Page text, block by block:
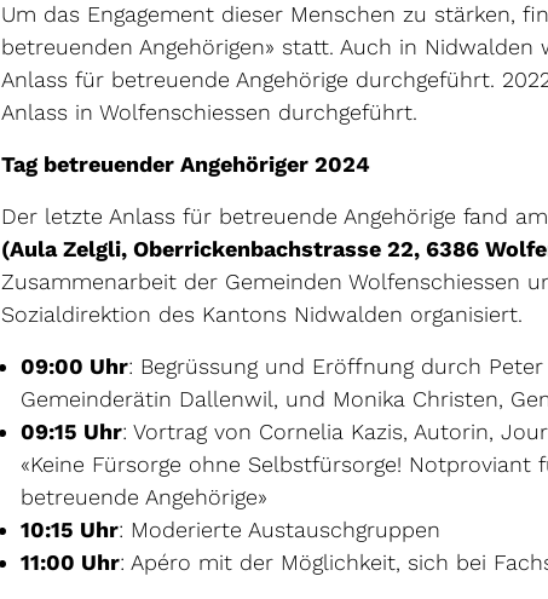
Um das Engagement dieser Menschen zu stärken,
betreuenden Angehörigen» statt. Auch in
Anlass für betreuende Angehörige durchgeführt.
Anlass in Wolfenschiessen durchgeführt.
Tag betreuender Angehöriger 2024
Der letzte Anlass für betreuende Angehörige fand am
(Aula Zelgli, Oberrickenbachstrasse 22, 6386
Zusammenarbeit der Gemeinden Wolfenschiessen
Sozialdirektion des Kantons Nidwalden organisiert.
09:00 Uhr: Begrüssung und Eröffnung durch
Gemeinderätin Dallenwil, und Monika Christen,
09:15 Uhr: Vortrag von Cornelia Kazis, Autorin,
«Keine Fürsorge ohne Selbstfürsorge! Notproviant
betreuende Angehörige»
10:15 Uhr: Moderierte Austauschgruppen
11:00 Uhr: Apéro mit der Möglichkeit, sich bei